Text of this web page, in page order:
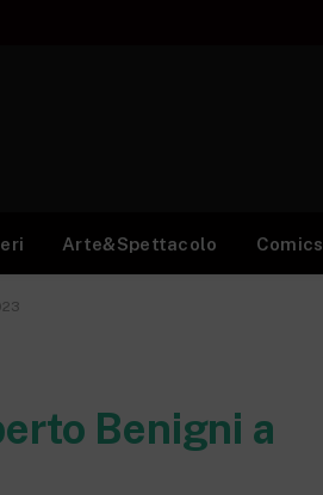
Arte&Spettacolo Comics
Benigni a